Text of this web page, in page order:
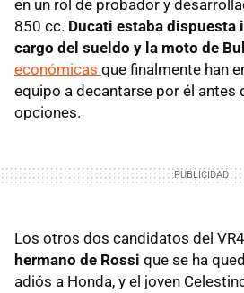
en un rol de probador y
850 cc. Ducati estaba dispuesta
cargo del sueldo y la moto de
económicas que finalmente han
equipo a decantarse por él antes
opciones.
Los otros dos candidatos del
hermano de Rossi que se ha
adiós a Honda, y el joven